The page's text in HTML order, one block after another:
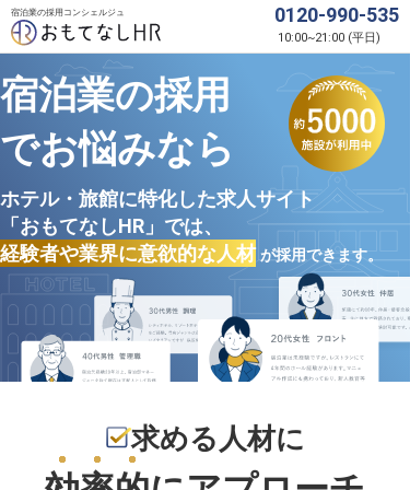
宿泊業の採用コンシェルジュ 0120-990-535
10:00~21:00 (平日)
宿泊業の採用
でお悩みなら
ホテル・旅館に特化した求人サイト
「おもてなしHR」では、
経験者や業界に意欲的な人材 が採用できます。
求める人材に